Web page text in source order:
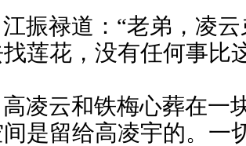
振禄道：“老弟，凌
莲花，没有任何事比
凌云和铁梅心葬在一
间是留给高凌宇的。一